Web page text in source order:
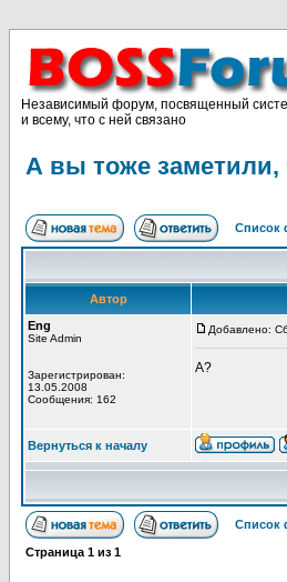
Независимый форум, посвященный
и всему, что с ней связано
А вы тоже заметили,
Список
Автор
Eng
Site Admin
Зарегистрирован:
13.05.2008
Сообщения: 162
Добавлено:
А?
Вернуться к началу
Список
Страница 1 из 1